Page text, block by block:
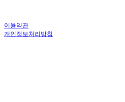
이용약관
개인정보처리방침